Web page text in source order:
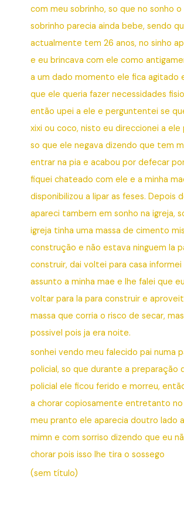
com meu sobrinho, so que no sonho o
sobrinho parecia ainda bebe, sendo
actualmente tem 26 anos, no sinho
e eu brincava com ele como
a um dado momento ele fica agitado
que ele queria fazer necessidades
então upei a ele e perguntentei se
xixi ou coco, nisto eu direccionei a ele
so que ele negava dizendo que tem
entrar na pia e acabou por defecar
fiquei chateado com ele e a minha
disponibilizou a lipar as feses. Depois
apareci tambem em sonho na igreja,
igreja tinha uma massa de cimento
construção e não estava ninguem la
construir, dai voltei para casa informei
assunto a minha mae e lhe falei que
voltar para la para construir e
massa que corria o risco de secar,
possivel pois ja era noite.
sonhei vendo meu falecido pai numa
policial, so que durante a preparação
policial ele ficou ferido e morreu,
a chorar copiosamente entretanto
meu pranto ele aparecia doutro lado
mimn e com sorriso dizendo que eu
chorar pois isso lhe tira o sossego
(sem título)